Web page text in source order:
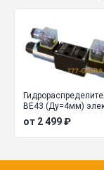
ВЕ43 (Ду=4мм)
от 2 499 ₽